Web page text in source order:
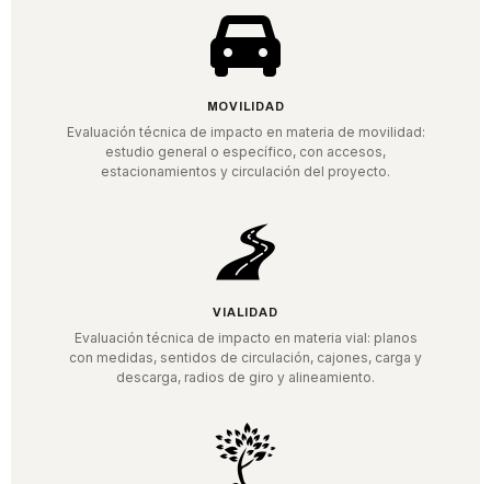
MOVILIDAD
Evaluación técnica de impacto en materia de movilidad:
estudio general o específico, con accesos,
estacionamientos y circulación del proyecto.
VIALIDAD
Evaluación técnica de impacto en materia vial: planos
con medidas, sentidos de circulación, cajones, carga y
descarga, radios de giro y alineamiento.